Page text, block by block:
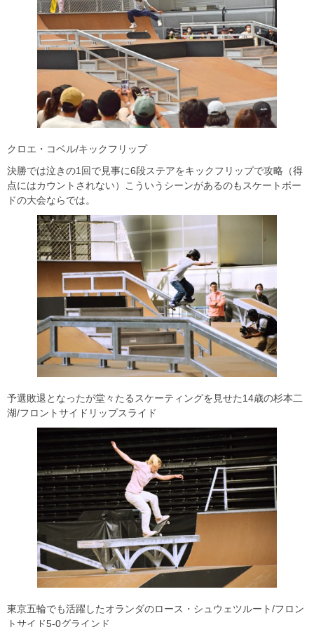
クロエ・コベル/キックフリップ
決勝では泣きの1回で見事に6段ステアをキックフリップで攻略（得
点にはカウントされない）こういうシーンがあるのもスケートボー
ドの大会ならでは。
予選敗退となったが堂々たるスケーティングを見せた14歳の杉本二
湖/フロントサイドリップスライド
東京五輪でも活躍したオランダのロース・シュウェツルート/フロン
トサイド5-0グラインド